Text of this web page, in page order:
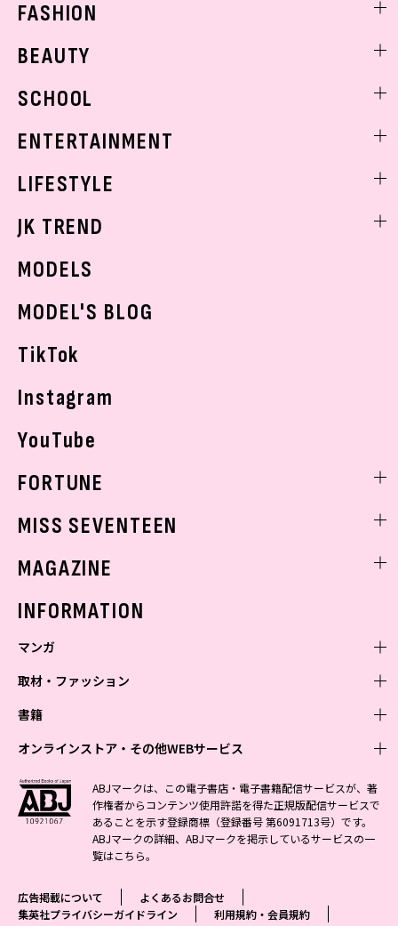
FASHION
着回し
BEAUTY
ベストコスメ
ボディケア
SCHOOL
学校ヘアメイク
ENTERTAINMENT
K-POP
LIFESTYLE
モデルの購入品
おでかけ
JK TREND
MODELS
MODEL'S BLOG
TikTok
Instagram
YouTube
FORTUNE
MISS SEVENTEEN
MAGAZINE
INFORMATION
マンガ
少年マンガ
Vジャンプ
最強ジャンプ
少年ジャンプ+
ジャンプTOON
ジャンプルーキー！
S-MANGA
青年マンガ
ZEBRACK
S-MANGA
集英社ジャンプリミックス
週刊ヤングジャンプ
少女マンガ
ZEBRACK
S-MANGA
集英社コミック文庫
マーガレット
女性マンガ
ジャンプTOON
集英社コミック文庫
マンガMee公式サイト
取材・ファッション
ファッション・美容
BAILA
MAQUIA
eclat
芸能・情報・スポーツ
週プレNEWS
週プレ グラジャパ!
書籍
文芸・文庫・総合
小説すばる
集英社 文芸ステーション
web 集英社文庫
アジア人物史
学芸・ノンフィクション・新書
1日5分で、明日は変わる よみタイ yomitai
集英社学芸部 - 学芸・ノンフィクション
集英社ビジネス書
集英社新書プラス - 知の水先案内人
ライトノベル・ノベライズ
集英社オレンジ文庫
ダッシュエックス文庫公式サイト
集英社Webマガジン コバルト
集英社の児童図書 S-KIDS.LAND
オンラインストア・その他WEBサービス
オンラインストア
OTO
SHUEISHA MANGA-ART HERITAGE
ジャンプキャラクターズストア
HAPPY PLUS STORE
SHUEISHA VOX
その他WEBサービス
集英社アドナビ
ABJマークは、この電子書店・電子書籍配信サービスが、著
作権者からコンテンツ使用許諾を得た正規版配信サービスで
あることを示す登録商標（登録番号 第6091713号）です。
ABJマークの詳細、ABJマークを掲示しているサービスの一
覧はこちら。
広告掲載について
よくあるお問合せ
集英社プライバシーガイドライン
利用規約・会員規約